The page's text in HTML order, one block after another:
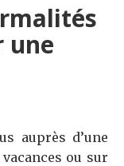
une
auprès d’une
ou sur